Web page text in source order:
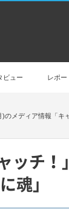
ビュー レポー
のメディア情報「キ
チ！」
魂」